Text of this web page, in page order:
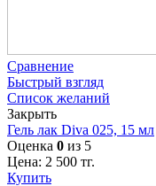
Сравнение
Быстрый взгляд
Список желаний
Закрыть
Гель лак Diva 025, 15 мл
Оценка 0 из 5
Цена: 2 500 тг.
Купить